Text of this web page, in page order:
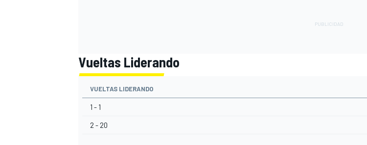
Vueltas Liderando
VUELTAS LIDERANDO
1 - 1
2 - 20